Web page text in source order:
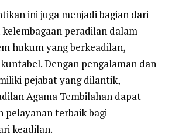
ini juga menjadi bagian dari
peradilan dalam
hukum yang berkeadilan,
Dengan pengalaman dan
pejabat yang dilantik,
Agama Tembilahan dapat
pelayanan terbaik bagi
keadilan.